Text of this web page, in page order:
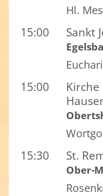
Hl.
15:00 Sankt
15:00
Kirche
15:30 St.
Ober-